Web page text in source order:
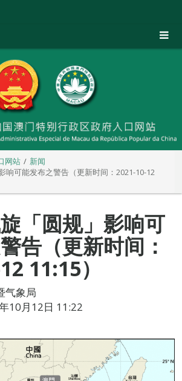
网站
新闻
响可能发布之警告（更新时间：2021-10-12
「圆规」影响可
告（更新时间：
11:15）
气象局
10月12日 11:22